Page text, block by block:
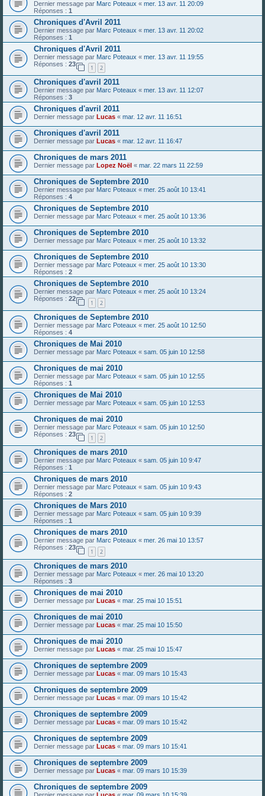
Dernier message par Marc Poteaux « mer. 13 avr. 11 20:09
Réponses : 1
Chroniques d'Avril 2011
Dernier message par Marc Poteaux « mer. 13 avr. 11 20:02
Réponses : 1
Chroniques d'Avril 2011
Dernier message par Marc Poteaux « mer. 13 avr. 11 19:55
Réponses : 23
1 2
Chroniques d'avril 2011
Dernier message par Marc Poteaux « mer. 13 avr. 11 12:07
Réponses : 3
Chroniques d'avril 2011
Dernier message par Lucas « mar. 12 avr. 11 16:51
Chroniques d'avril 2011
Dernier message par Lucas « mar. 12 avr. 11 16:47
Chroniques de mars 2011
Dernier message par Lopez Noël « mar. 22 mars 11 22:59
Chroniques de Septembre 2010
Dernier message par Marc Poteaux « mer. 25 août 10 13:41
Réponses : 4
Chroniques de Septembre 2010
Dernier message par Marc Poteaux « mer. 25 août 10 13:36
Chroniques de Septembre 2010
Dernier message par Marc Poteaux « mer. 25 août 10 13:32
Chroniques de Septembre 2010
Dernier message par Marc Poteaux « mer. 25 août 10 13:30
Réponses : 2
Chroniques de Septembre 2010
Dernier message par Marc Poteaux « mer. 25 août 10 13:24
Réponses : 22
1 2
Chroniques de Septembre 2010
Dernier message par Marc Poteaux « mer. 25 août 10 12:50
Réponses : 4
Chroniques de Mai 2010
Dernier message par Marc Poteaux « sam. 05 juin 10 12:58
Chroniques de mai 2010
Dernier message par Marc Poteaux « sam. 05 juin 10 12:55
Réponses : 1
Chroniques de Mai 2010
Dernier message par Marc Poteaux « sam. 05 juin 10 12:53
Chroniques de mai 2010
Dernier message par Marc Poteaux « sam. 05 juin 10 12:50
Réponses : 23
1 2
Chroniques de mars 2010
Dernier message par Marc Poteaux « sam. 05 juin 10 9:47
Réponses : 1
Chroniques de mars 2010
Dernier message par Marc Poteaux « sam. 05 juin 10 9:43
Réponses : 2
Chroniques de Mars 2010
Dernier message par Marc Poteaux « sam. 05 juin 10 9:39
Réponses : 1
Chroniques de mars 2010
Dernier message par Marc Poteaux « mer. 26 mai 10 13:57
Réponses : 23
1 2
Chroniques de mars 2010
Dernier message par Marc Poteaux « mer. 26 mai 10 13:20
Réponses : 3
Chroniques de mai 2010
Dernier message par Lucas « mar. 25 mai 10 15:51
Chroniques de mai 2010
Dernier message par Lucas « mar. 25 mai 10 15:50
Chroniques de mai 2010
Dernier message par Lucas « mar. 25 mai 10 15:47
Chroniques de septembre 2009
Dernier message par Lucas « mar. 09 mars 10 15:43
Chroniques de septembre 2009
Dernier message par Lucas « mar. 09 mars 10 15:42
Chroniques de septembre 2009
Dernier message par Lucas « mar. 09 mars 10 15:42
Chroniques de septembre 2009
Dernier message par Lucas « mar. 09 mars 10 15:41
Chroniques de septembre 2009
Dernier message par Lucas « mar. 09 mars 10 15:39
Chroniques de septembre 2009